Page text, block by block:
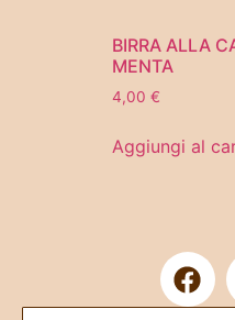
BIRRA ALLA
MENTA
4,00 €
Aggiungi al